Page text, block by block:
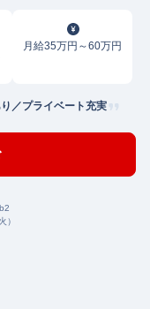
月給35万円～60万円
／プライベート充実
）